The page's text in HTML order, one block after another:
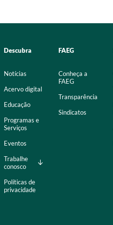
Descubra
Notícias
Acervo digital
Educação
Programas e
Serviços
Eventos
Trabalhe
conosco
Políticas de
privacidade
FAEG
Conheça a
FAEG
Transparência
Sindicatos